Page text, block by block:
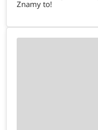
Znamy to!